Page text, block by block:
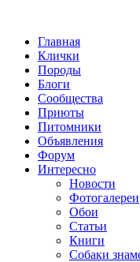
Главная
Клички
Породы
Блоги
Сообщества
Приюты
Питомники
Объявления
Форум
Интересно
Новости
Фотогалереи
Обои
Статьи
Книги
Собаки